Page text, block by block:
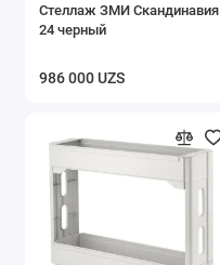
Стеллаж ЗМИ Скандинавия
24 черный
986 000 UZS